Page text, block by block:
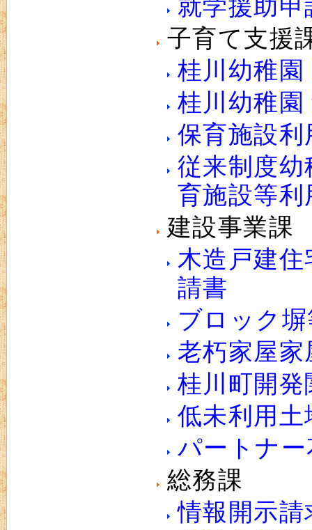
就学援助申
子育て支援
桂川幼稚園
桂川幼稚
保育施設
従来制度
育施設等
建設事業課
木造戸建
請書
ブロック
老朽家屋
桂川町開
低未利用
パートナ
総務課
情報開示請